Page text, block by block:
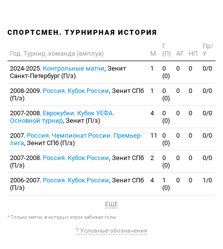
СПОРТСМЕН. ТУРНИРНАЯ ИСТОРИЯ
Год. Турнир, команда (амплуа) М
Г
(П)
АГ НП
Пр/
У
2024-2025. Контрольные матчи, Зенит
Санкт-Петербург (П/з)
1
0
(0)
0 0 0/0
2008-2009. Россия. Кубок России, Зенит СПб
(П/з)
1
0
(0)
0 0 0/0
2007-2008. Еврокубки. Кубок УЕФА.
Основной турнир, Зенит (П/з)
4
0
(0)
0 0 0/0
2007. Россия. Чемпионат России. Премьер-
лига, Зенит СПб (П/з)
11
0
(0)
0 0 0/0
2007-2008. Россия. Кубок России, Зенит СПб
(П/з)
2
0
(0)
0 0 0/0
2006-2007. Россия. Кубок России, Зенит СПб
(П/з)
4
1
(0)
0 0 1/0
ЕЩЕ
* Только матчи, в которых игрок забивал голы
? Условные обозначения